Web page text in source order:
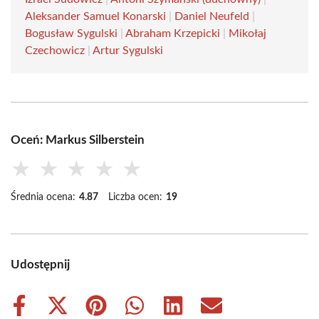
Aleksander Samuel Konarski
Daniel Neufeld
Bogusław Sygulski
Abraham Krzepicki
Mikołaj
Czechowicz
Artur Sygulski
Oceń: Markus Silberstein
★ ★ ★ ★ ★
Średnia ocena: 4.87 Liczba ocen: 19
Udostępnij
Share
Share
Share
Share
Share
Share